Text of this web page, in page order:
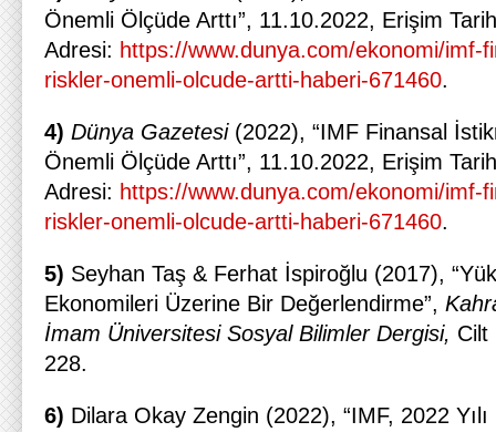
Önemli Ölçüde Arttı”, 11.10.2022, Erişim
Adresi: https://www.dunya.com/ekonomi/imf-
riskler-onemli-olcude-artti-haberi-671460.
4) Dünya Gazetesi (2022), “IMF Finansal
Önemli Ölçüde Arttı”, 11.10.2022, Erişim
Adresi: https://www.dunya.com/ekonomi/imf-
riskler-onemli-olcude-artti-haberi-671460.
5) Seyhan Taş & Ferhat İspiroğlu (2017),
Ekonomileri Üzerine Bir Değerlendirme”,
İmam Üniversitesi Sosyal Bilimler Dergisi, Cilt
228.
6) Dilara Okay Zengin (2022), “IMF, 2022